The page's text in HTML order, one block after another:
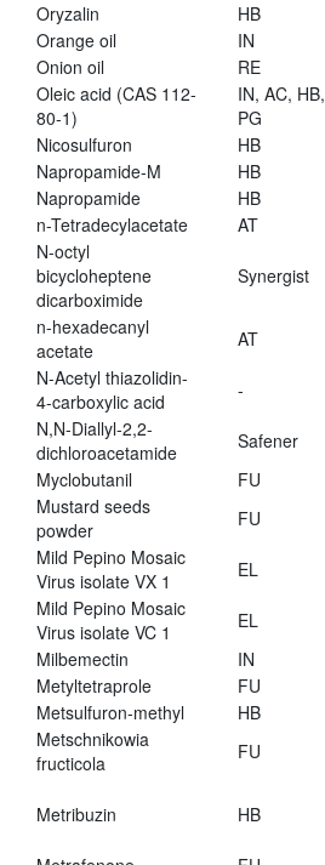
Oryzalin
HB
Orange oil
IN
Onion oil
RE
Oleic acid (CAS 112-
80-1)
IN, AC, HB,
PG
Nicosulfuron
HB
Napropamide-M
HB
Napropamide
HB
n-Tetradecylacetate
AT
N-octyl
bicycloheptene
dicarboximide
Synergist
n-hexadecanyl
acetate
AT
N-Acetyl thiazolidin-
4-carboxylic acid
-
N,N-Diallyl-2,2-
dichloroacetamide
Safener
Myclobutanil
FU
Mustard seeds
powder
FU
Mild Pepino Mosaic
Virus isolate VX 1
EL
Mild Pepino Mosaic
Virus isolate VC 1
EL
Milbemectin
IN
Metyltetraprole
FU
Metsulfuron-methyl
HB
Metschnikowia
fructicola
FU
Metribuzin HB